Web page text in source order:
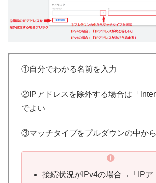
①自分でわかる名前を入力
②IPアドレスを除外する場合は「
でよい
③マッチタイプをプルダウンの中か
接続状況がIPv4の場合→「IPア